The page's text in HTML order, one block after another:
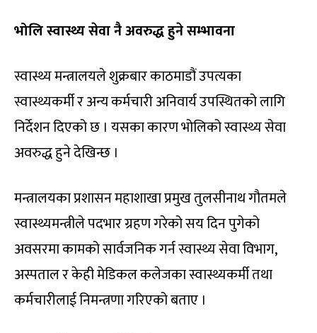
भोलि स्वास्थ्य सेवा नै अवरुद्ध हुने सम्भावना
स्वास्थ्य मन्त्रालयले शुक्रबार काठमाडौं उपत्यका
स्वास्थ्यकर्मी र अन्य कर्मचारी अनिवार्य उपस्थितको लागि
निर्देशन दिएको छ । यसका कारण भोलिको स्वास्थ्य सेवा
अवरुद्ध हुने देखिन्छ ।
मन्त्रालयका प्रशासन महाशाखा प्रमुख तुलसीनाथ गौतमले
स्वास्थ्यमन्त्रीले पदभार ग्रहण गरेको सय दिन पुगेको
अवसरमा कामको सार्वजनिक गर्न स्वास्थ्य सेवा विभाग,
अस्पताल र केही मेडिकल कलेजका स्वास्थ्यकर्मी तथा
कर्मचारीलाई निमन्त्रणा गरिएको बताए ।